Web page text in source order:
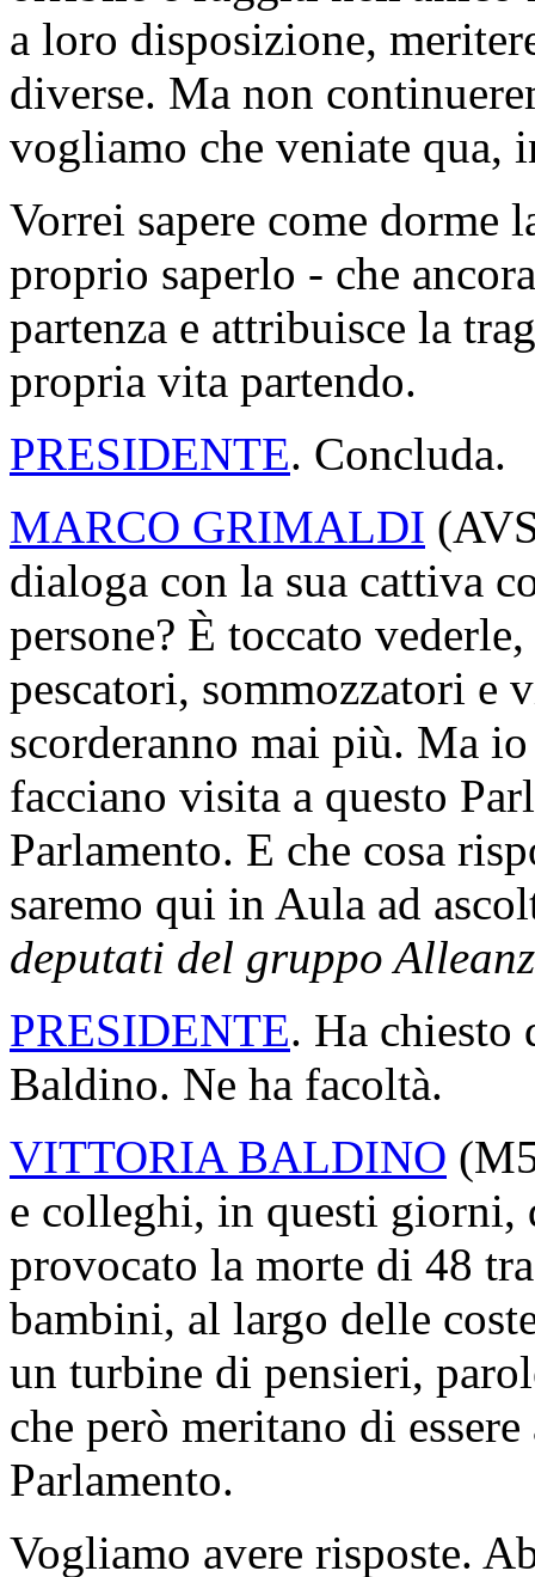
a loro disposizione,
diverse. Ma non
vogliamo che veniate qua,
Vorrei sapere come dorme
proprio saperlo - che
partenza e attribuisce la
propria vita partendo.
PRESIDENTE. Concluda.
MARCO GRIMALDI (
dialoga con la sua cattiva
persone? È toccato
pescatori, sommozzatori e
scorderanno mai più. Ma
facciano visita a questo
Parlamento. E che cosa
saremo qui in Aula ad
deputati del gruppo
PRESIDENTE. Ha chiesto
Baldino. Ne ha facoltà.
VITTORIA BALDINO (
e colleghi, in questi giorni,
provocato la morte di 48
bambini, al largo delle
un turbine di pensieri,
che però meritano di
Parlamento.
Vogliamo avere risposte.